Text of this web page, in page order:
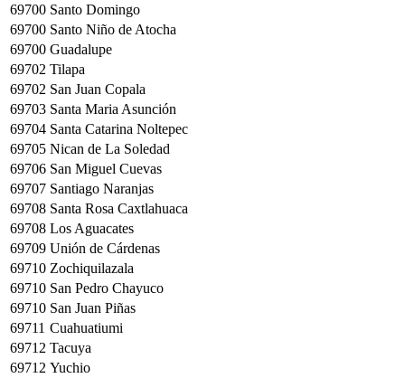
69700 Santo Domingo
69700 Santo Niño de Atocha
69700 Guadalupe
69702 Tilapa
69702 San Juan Copala
69703 Santa Maria Asunción
69704 Santa Catarina Noltepec
69705 Nican de La Soledad
69706 San Miguel Cuevas
69707 Santiago Naranjas
69708 Santa Rosa Caxtlahuaca
69708 Los Aguacates
69709 Unión de Cárdenas
69710 Zochiquilazala
69710 San Pedro Chayuco
69710 San Juan Piñas
69711 Cuahuatiumi
69712 Tacuya
69712 Yuchio